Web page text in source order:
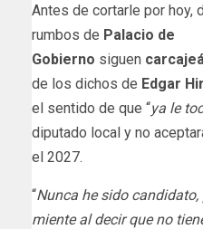
Antes de cortarle por hoy,
rumbos de Palacio de
Gobierno siguen
de los dichos de Edgar
el sentido de que “ya le
diputado local y no
el 2027.
“Nunca he sido
miente al decir que no